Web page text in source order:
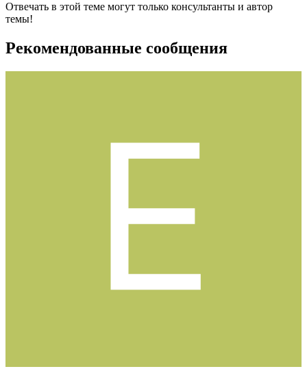
Отвечать в этой теме могут только консультанты и автор
темы!
Рекомендованные сообщения